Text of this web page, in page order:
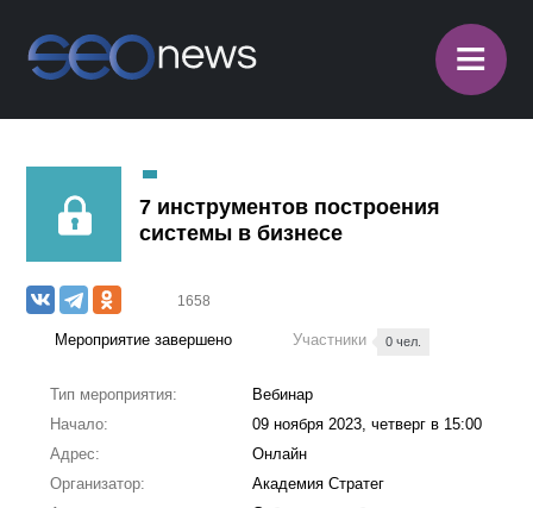
≡
7 инструментов построения
системы в бизнесе
1658
Мероприятие завершено Участники 0 чел.
Тип мероприятия:
Вебинар
Начало:
09 ноября 2023, четверг в 15:00
Адрес:
Онлайн
Организатор:
Академия Стратег